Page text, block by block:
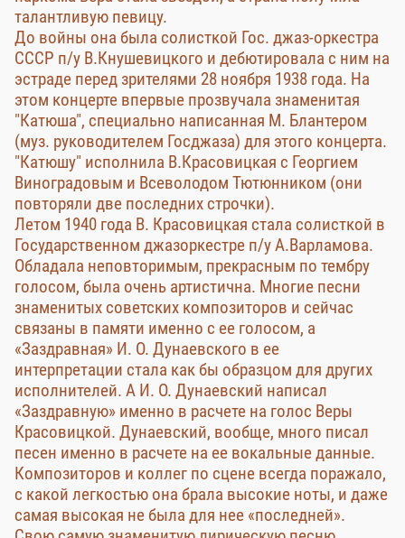
талантливую певицу.
До войны она была солисткой Гос. джаз-оркестра
СССР п/у В.Кнушевицкого и дебютировала с ним на
эстраде перед зрителями 28 ноября 1938 года. На
этом концерте впервые прозвучала знаменитая
"Катюша", специально написанная М. Блантером
(муз. руководителем Госджаза) для этого концерта.
"Катюшу" исполнила В.Красовицкая с Георгием
Виноградовым и Всеволодом Тютюнником (они
повторяли две последних строчки).
Летом 1940 года В. Красовицкая стала солисткой в
Государственном джазоркестре п/у А.Варламова.
Обладала неповторимым, прекрасным по тембру
голосом, была очень артистична. Многие песни
знаменитых советских композиторов и сейчас
связаны в памяти именно с ее голосом, а
«Заздравная» И. О. Дунаевского в ее
интерпретации стала как бы образцом для других
исполнителей. А И. О. Дунаевский написал
«Заздравную» именно в расчете на голос Веры
Красовицкой. Дунаевский, вообще, много писал
песен именно в расчете на ее вокальные данные.
Композиторов и коллег по сцене всегда поражало,
с какой легкостью она брала высокие ноты, и даже
самая высокая не была для нее «последней».